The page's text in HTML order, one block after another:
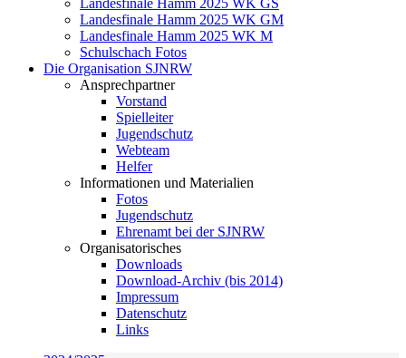
Landesfinale Hamm 2025 WK GS
Landesfinale Hamm 2025 WK GM
Landesfinale Hamm 2025 WK M
Schulschach Fotos
Die Organisation SJNRW
Ansprechpartner
Vorstand
Spielleiter
Jugendschutz
Webteam
Helfer
Informationen und Materialien
Fotos
Jugendschutz
Ehrenamt bei der SJNRW
Organisatorisches
Downloads
Download-Archiv (bis 2014)
Impressum
Datenschutz
Links